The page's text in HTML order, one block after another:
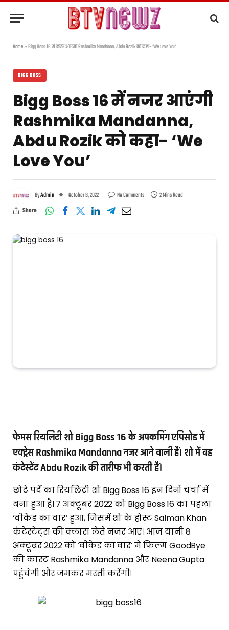
Home»Bigg Boss 16 में नजर आएंगी Rashmika Mandanna, Abdu Rozik को कहा- ‘We Love You’
BIGG BOSS
Bigg Boss 16 में नजर आएंगी
Rashmika Mandanna,
Abdu Rozik को कहा- ‘We
Love You’
ByAdmin October 8, 2022 No Comments
2 Mins Read
Share
फेमस रियलिटी शो Bigg Boss 16 के अपकमिंग एपिसोड में
एक्ट्रेस Rashmika Mandanna नजर आने वाली हैंं। शो में वह
कंटेस्टेंट Abdu Rozik की तारीफ भी करती हैं।
छोटे पर्दे का रियलिटी शो Bigg Boss 16 इन दिनों चर्चा में
बना हुआ है। 7 अक्टूबर 2022 को Bigg Boss 16 का पहला
‘वीकेंड का वार’ हुआ, जिसमें शो के होस्ट Salman Khan
कंटेस्टेंट्स की क्लास लेते नजर आए। आज यानी 8
अक्टूबर 2022 को ‘वीकेंड का वार’ में फिल्म GoodBye
की कास्ट Rashmika Mandanna और Neena Gupta
पहुंचेगी और जमकर मस्ती करेंगी।